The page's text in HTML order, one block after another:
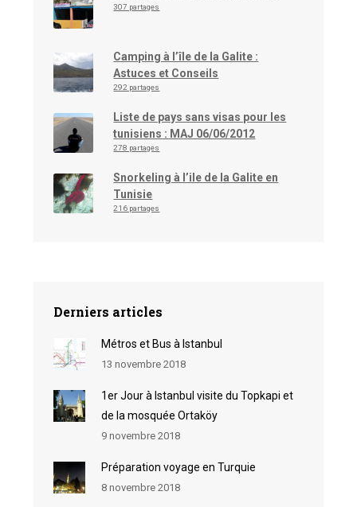
307 partages
Camping à l’île de la Galite :
Astuces et Conseils
292 partages
Liste de pays sans visas pour les
tunisiens : MAJ 06/06/2012
278 partages
Snorkeling à l’ile de la Galite en
Tunisie
216 partages
Derniers articles
Métros et Bus à Istanbul
13 novembre 2018
1er Jour à Istanbul visite du Topkapi et
de la mosquée Ortaköy
9 novembre 2018
Préparation voyage en Turquie
8 novembre 2018